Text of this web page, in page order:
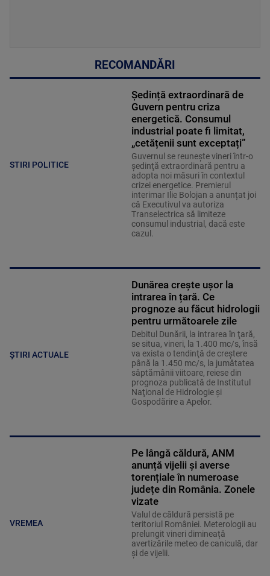
RECOMANDĂRI
STIRI POLITICE
Ședință extraordinară de
Guvern pentru criza
energetică. Consumul
industrial poate fi limitat,
„cetățenii sunt exceptați”
Guvernul se reuneşte vineri într-o
şedinţă extraordinară pentru a
adopta noi măsuri în contextul
crizei energetice. Premierul
interimar Ilie Bolojan a anunțat joi
că Executivul va autoriza
Transelectrica să limiteze
consumul industrial, dacă este
cazul.
ȘTIRI ACTUALE
Dunărea crește ușor la
intrarea în țară. Ce
prognoze au făcut hidrologii
pentru următoarele zile
Debitul Dunării, la intrarea în ţară,
se situa, vineri, la 1.400 mc/s, însă
va exista o tendinţă de creştere
până la 1.450 mc/s, la jumătatea
săptămânii viitoare, reiese din
prognoza publicată de Institutul
Naţional de Hidrologie şi
Gospodărire a Apelor.
VREMEA
Pe lângă căldură, ANM
anunță vijelii și averse
torențiale în numeroase
județe din România. Zonele
vizate
Valul de căldură persistă pe
teritoriul României. Meterologii au
prelungit vineri dimineață
avertizările meteo de caniculă, dar
și de vijelii.